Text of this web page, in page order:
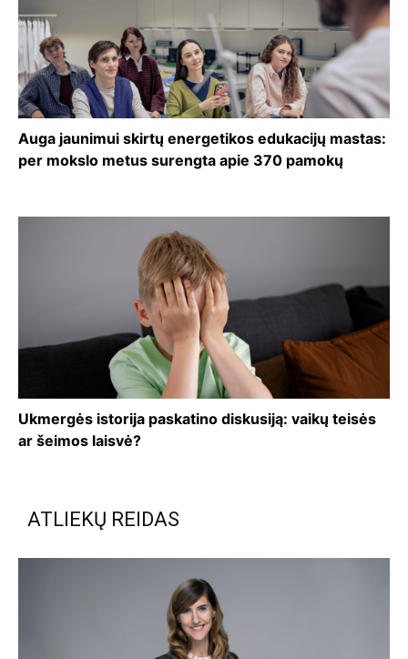
Auga jaunimui skirtų energetikos edukacijų mastas:
per mokslo metus surengta apie 370 pamokų
Ukmergės istorija paskatino diskusiją: vaikų teisės
ar šeimos laisvė?
ATLIEKŲ REIDAS